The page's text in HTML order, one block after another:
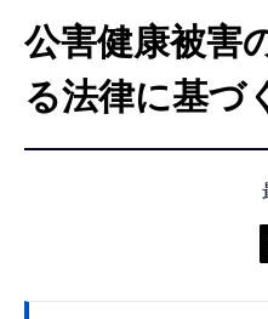
公害健康被害
る法律に基づ